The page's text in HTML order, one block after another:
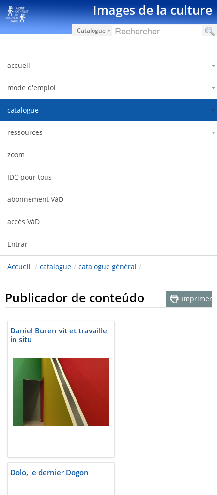
Pular para o conteúdo Images de la culture
Catalogue
accueil
mode d'emploi
catalogue
ressources
zoom
IDC pour tous
abonnement VàD
accès VàD
Entrar
Accueil / catalogue / catalogue général /
Publicador de conteúdo Imprimer
Daniel Buren vit et travaille
in situ
Dolo, le dernier Dogon